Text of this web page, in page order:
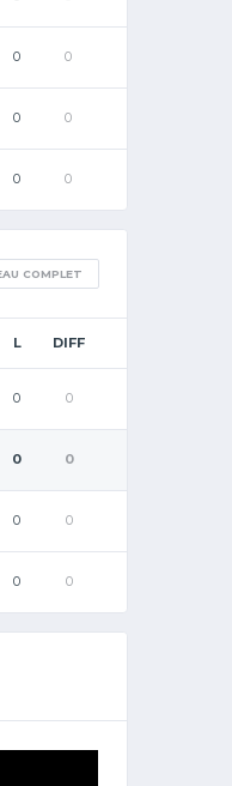
0 0
0 0
0 0
COMPLET
L DIFF
0 0
0 0
0 0
0 0